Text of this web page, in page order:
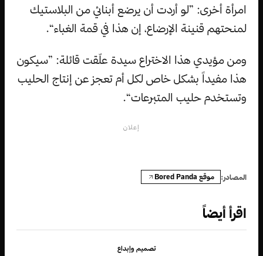
امرأة أخرى: ”لو أردت أن يرضع أبنائي من البلاستيك
لمنحتهم قنينة الإرضاع، إن هذا في قمة الغباء“.
ومن مؤيدي هذا الاختراع سيدة علّقت قائلة: ”سيكون
هذا مفيداً بشكل خاص لكل أم تعجز عن إنتاج الحليب
وتستخدم حليب المتبرعات“.
إعلان
المصادر: موقع Bored Panda
اقرأ أيضاً
تصميم وإبداع